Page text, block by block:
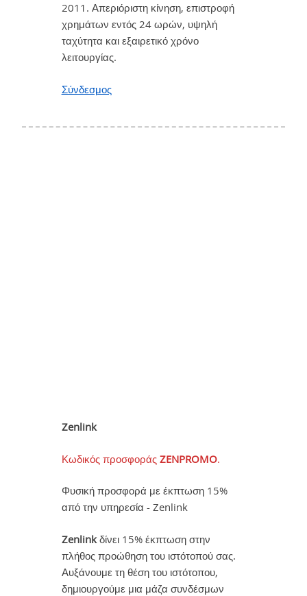
2011. Απεριόριστη κίνηση, επιστροφή
χρημάτων εντός 24 ωρών, υψηλή
ταχύτητα και εξαιρετικό χρόνο
λειτουργίας.
Σύνδεσμος
Zenlink
Κωδικός προσφοράς ZENPROMO.
Φυσική προσφορά με έκπτωση 15%
από την υπηρεσία - Zenlink
Zenlinkδίνει 15% έκπτωση στην
πλήθος προώθηση του ιστότοπού σας.
Αυξάνουμε τη θέση του ιστότοπου,
δημιουργούμε μια μάζα συνδέσμων